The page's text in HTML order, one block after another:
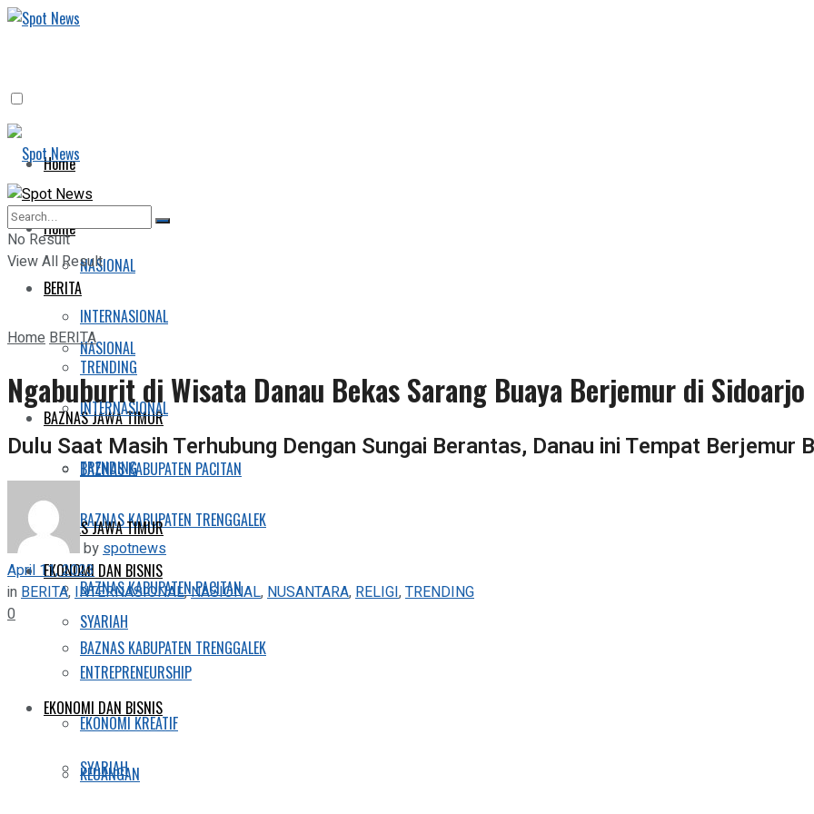
Home
BERITA
NASIONAL
INTERNASIONAL
TRENDING
BAZNAS JAWA TIMUR
BAZNAS KABUPATEN PACITAN
BAZNAS KABUPATEN TRENGGALEK
EKONOMI DAN BISNIS
SYARIAH
ENTREPRENEURSHIP
EKONOMI KREATIF
KEUANGAN
Home
BERITA
NASIONAL
INTERNASIONAL
TRENDING
BAZNAS JAWA TIMUR
BAZNAS KABUPATEN PACITAN
BAZNAS KABUPATEN TRENGGALEK
EKONOMI DAN BISNIS
SYARIAH
No Result
View All Result
HomeBERITA
Ngabuburit di Wisata Danau Bekas Sarang Buaya Berjemur di Sidoarjo
Dulu Saat Masih Terhubung Dengan Sungai Berantas, Danau ini Tempat Berjemur
by spotnews
April 11, 2023
in BERITA, INTERNASIONAL,NASIONAL, NUSANTARA, RELIGI,TRENDING
0